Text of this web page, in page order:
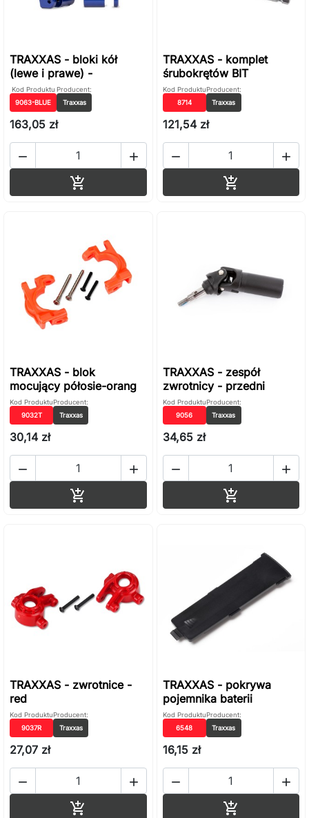
TRAXXAS - bloki kół
(lewe i prawe) -
Kod Produktu
9063-BLUE
Producent:
Traxxas
163,05 zł
 

TRAXXAS - komplet
śrubokrętów BIT
Kod Produktu
8714
Producent:
Traxxas
121,54 zł
 

TRAXXAS - blok
mocujący półosie-orang
Kod Produktu
9032T
Producent:
Traxxas
30,14 zł
 

TRAXXAS - zespół
zwrotnicy - przedni
Kod Produktu
9056
Producent:
Traxxas
34,65 zł
 

TRAXXAS - zwrotnice -
red
Kod Produktu
9037R
Producent:
Traxxas
27,07 zł
 

TRAXXAS - pokrywa
pojemnika baterii
Kod Produktu
6548
Producent:
Traxxas
16,15 zł
 
